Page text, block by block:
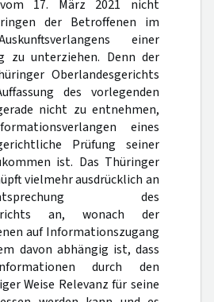
vom 17. März 2021 nicht
der Betroffenen im
einer
zu unterziehen. Denn der
Oberlandesgerichts
des vorlegenden
nicht zu entnehmen,
eines
Prüfung seiner
ist. Das Thüringer
vielmehr ausdrücklich an
des
an, wonach der
auf Informationszugang
davon abhängig ist, dass
durch den
Weise Relevanz für seine